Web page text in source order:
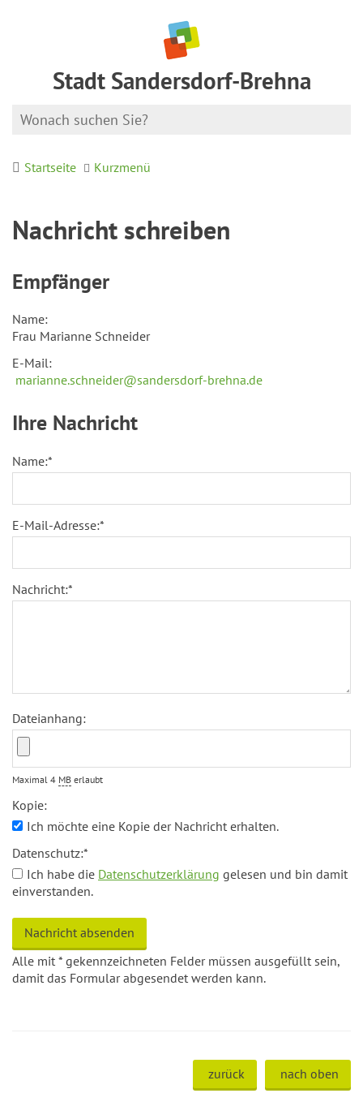
Stadt Sandersdorf-Brehna
Startseite Kurzmenü
Nachricht schreiben
Empfänger
Name:
Frau Marianne Schneider
E-Mail:
marianne.schneider@sandersdorf-brehna.de
Ihre Nachricht
Name:*
E-Mail-Adresse:*
Nachricht:*
Dateianhang:
Maximal 4 MB erlaubt
Kopie:
Ich möchte eine Kopie der Nachricht erhalten.
Datenschutz:*
Ich habe die Datenschutzerklärung gelesen und bin damit
einverstanden.
Alle mit * gekennzeichneten Felder müssen ausgefüllt sein,
damit das Formular abgesendet werden kann.
zurück nach oben